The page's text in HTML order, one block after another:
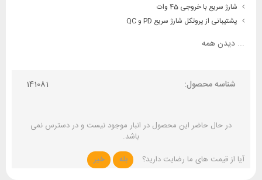
شارژ سریع با خروجی 45 وات
پشتیبانی از پروتکل‌ شارژ سریع PD و QC
... دیدن همه
شناسه محصول: 141081
در حال حاضر این محصول در انبار موجود نیست و در دسترس نمی
باشد.
آیا از قیمت های ما رضایت دارید؟
بله خیر